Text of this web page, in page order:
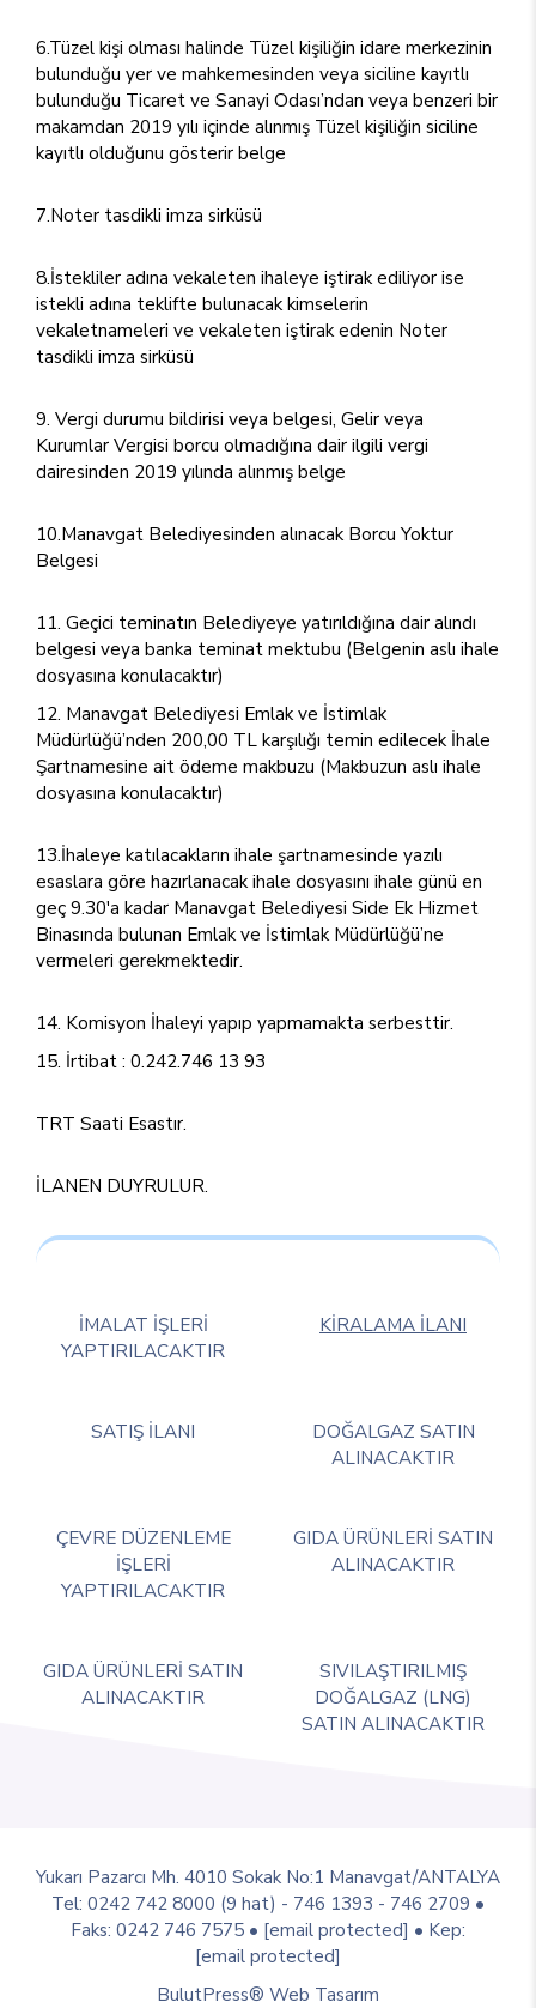
6.Tüzel kişi olması halinde Tüzel kişiliğin idare merkezinin
bulunduğu yer ve mahkemesinden veya siciline kayıtlı
bulunduğu Ticaret ve Sanayi Odası’ndan veya benzeri bir
makamdan 2019 yılı içinde alınmış Tüzel kişiliğin siciline
kayıtlı olduğunu gösterir belge
7.Noter tasdikli imza sirküsü
8.İstekliler adına vekaleten ihaleye iştirak ediliyor ise
istekli adına teklifte bulunacak kimselerin
vekaletnameleri ve vekaleten iştirak edenin Noter
tasdikli imza sirküsü
Vergi durumu bildirisi veya belgesi, Gelir veya
Kurumlar Vergisi borcu olmadığına dair ilgili vergi
dairesinden 2019 yılında alınmış belge
10.Manavgat Belediyesinden alınacak Borcu Yoktur
Belgesi
Geçici teminatın Belediyeye yatırıldığına dair alındı
belgesi veya banka teminat mektubu (Belgenin aslı ihale
dosyasına konulacaktır)
Manavgat Belediyesi Emlak ve İstimlak
Müdürlüğü’nden 200,00 TL karşılığı temin edilecek İhale
Şartnamesine ait ödeme makbuzu (Makbuzun aslı ihale
dosyasına konulacaktır)
13.İhaleye katılacakların ihale şartnamesinde yazılı
esaslara göre hazırlanacak ihale dosyasını ihale günü en
geç 9.30'a kadar Manavgat Belediyesi Side Ek Hizmet
Binasında bulunan Emlak ve İstimlak Müdürlüğü’ne
vermeleri gerekmektedir.
Komisyon İhaleyi yapıp yapmamakta serbesttir.
İrtibat : 0.242.746 13 93
TRT Saati Esastır.
İLANEN DUYRULUR.
İMALAT İŞLERİ
YAPTIRILACAKTIR
KİRALAMA İLANI
SATIŞ İLANI
DOĞALGAZ SATIN
ALINACAKTIR
ÇEVRE DÜZENLEME
İŞLERİ
YAPTIRILACAKTIR
GIDA ÜRÜNLERİ SATIN
ALINACAKTIR
GIDA ÜRÜNLERİ SATIN
ALINACAKTIR
SIVILAŞTIRILMIŞ
DOĞALGAZ (LNG)
SATIN ALINACAKTIR
Yukarı Pazarcı Mh. 4010 Sokak No:1 Manavgat/ANTALYA
Tel: 0242 742 8000 (9 hat) - 746 1393 - 746 2709 •
Faks: 0242 746 7575 • [email protected] • Kep:
[email protected]
BulutPress® Web Tasarım